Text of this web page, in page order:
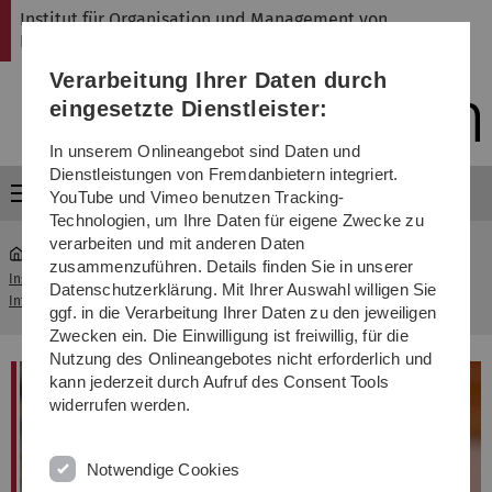
Direkt
Direkt
Direkt
(Sprache,
Drucken,
Media)
Direkt
Direkt
Institut für Organisation und Management von
Informationssystemen
Menü
Institut für Organisation und Management von
Informationssystemen
...
Volpert
Verarbeitung Ihrer Daten durch
eingesetzte Dienstleister:
In unserem Onlineangebot sind Daten und
Dienstleistungen von Fremdanbietern integriert.
YouTube und Vimeo benutzen Tracking-
Technologien, um Ihre Daten für eigene Zwecke zu
verarbeiten und mit anderen Daten
zusammenzuführen. Details finden Sie in unserer
Datenschutzerklärung. Mit Ihrer Auswahl willigen Sie
ggf. in die Verarbeitung Ihrer Daten zu den jeweiligen
Zwecken ein. Die Einwilligung ist freiwillig, für die
Nutzung des Onlineangebotes nicht erforderlich und
kann jederzeit durch Aufruf des Consent Tools
widerrufen werden.
Notwendige Cookies